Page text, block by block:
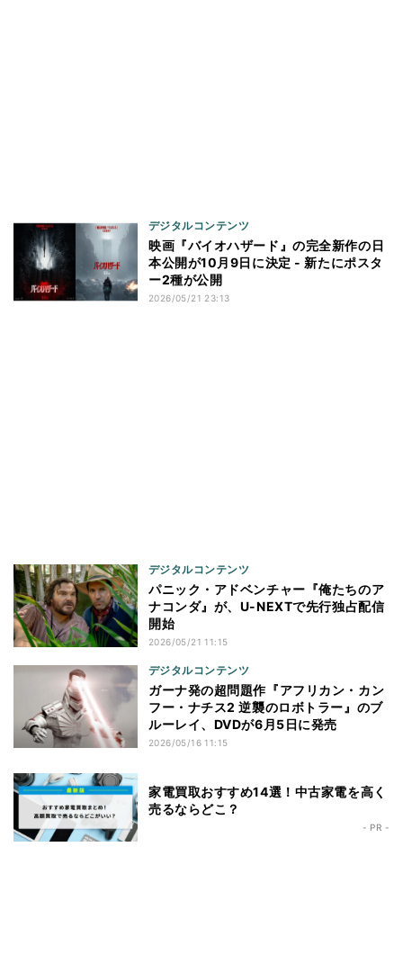
デジタルコンテンツ
映画『バイオハザード』の完全新作の日
本公開が10月9日に決定 - 新たにポスタ
ー2種が公開
2026/05/21 23:13
デジタルコンテンツ
パニック・アドベンチャー『俺たちのア
ナコンダ』が、U-NEXTで先行独占配信
開始
2026/05/21 11:15
デジタルコンテンツ
ガーナ発の超問題作『アフリカン・カン
フー・ナチス2 逆襲のロボトラー』のブ
ルーレイ、DVDが6月5日に発売
2026/05/16 11:15
家電買取おすすめ14選！中古家電を高く
売るならどこ？
- PR -